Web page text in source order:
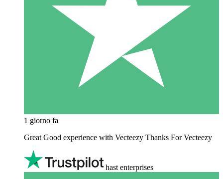
1 giorno fa
Great Good experience with Vecteezy Thanks For Vecteezy
hast enterprises